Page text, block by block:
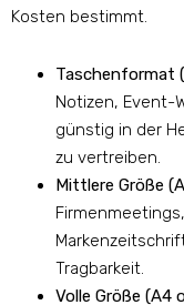
Kosten bestimmt.
Taschenformat
Notizen, Event-
günstig in der
zu vertreiben.
Mittlere Größe
Tragbarkeit.
Volle Größe (A4